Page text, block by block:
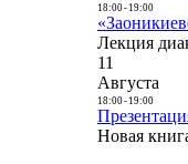
18:00- 19:00
Лекция
11
Августа
18:00- 19:00
Новая